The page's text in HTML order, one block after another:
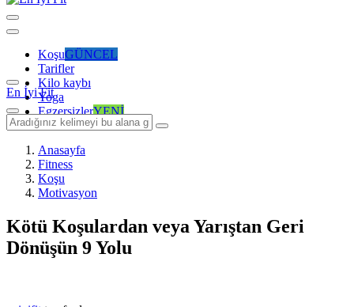
KoşuGÜNCEL
Tarifler
Kilo kaybı
Yoga
EgzersizlerYENİ
En İyi Fit
Anasayfa
Fitness
Koşu
Motivasyon
Kötü Koşulardan veya Yarıştan Geri
Dönüşün 9 Yolu